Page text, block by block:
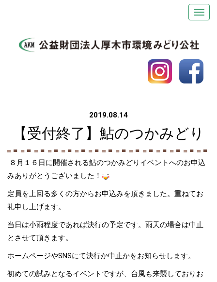
2019.08.14
【受付終了】鮎のつかみどり
８月１６日に開催される鮎のつかみどりイベントへのお申込
みありがとうございました！
定員を上回る多くの方からお申込みを頂きました。重ねてお
礼申し上げます。
当日は小雨程度であれば決行の予定です。雨天の場合は中止
とさせて頂きます。
ホームページやSNSにて決行か中止かをお知らせします。
初めての試みとなるイベントですが、台風も来襲しておりお